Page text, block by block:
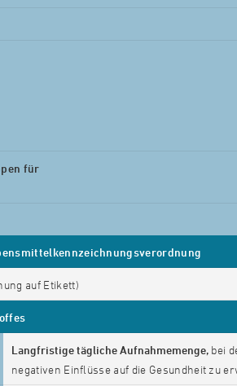
für
auf Etikett)
Langfristige tägliche Aufnahmemenge, bei
negativen Einflüsse auf die Gesundheit zu